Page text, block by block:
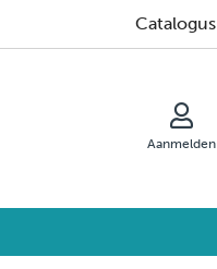
Catalogus
Aanmelden